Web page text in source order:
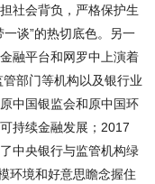
社会背负，严格保护生
谈”的热切底色。另一
融平台和网罗中上演着
部门等机构以及银行业
中国银监会和原中国环
持续金融发展；2017
中央银行与监管机构绿
环境和好意思瞻念握住